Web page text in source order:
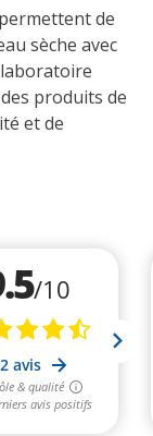
de
sèche avec
produits de
et de